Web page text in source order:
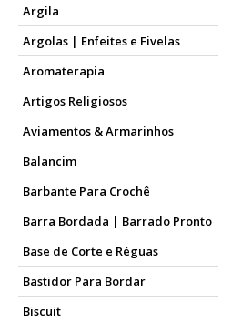
Argila
Argolas | Enfeites e Fivelas
Aromaterapia
Artigos Religiosos
Aviamentos & Armarinhos
Balancim
Barbante Para Crochê
Barra Bordada | Barrado Pronto
Base de Corte e Réguas
Bastidor Para Bordar
Biscuit